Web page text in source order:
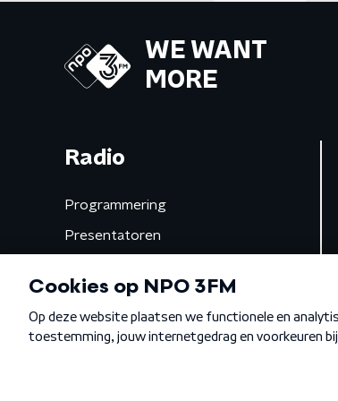
WE WANT
MORE
Radio
Programmering
Presentatoren
Gemist
Algemene voorwaarden Privacybeleid